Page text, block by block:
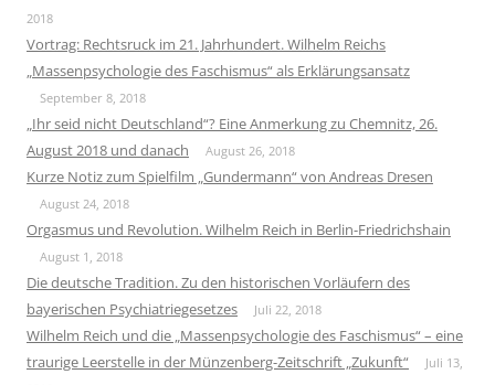
2018
Vortrag: Rechtsruck im 21. Jahrhundert. Wilhelm Reichs
„Massenpsychologie des Faschismus“ als Erklärungsansatz
September 8, 2018
„Ihr seid nicht Deutschland“? Eine Anmerkung zu Chemnitz, 26.
August 2018 und danach
August 26, 2018
Kurze Notiz zum Spielfilm „Gundermann“ von Andreas Dresen
August 24, 2018
Orgasmus und Revolution. Wilhelm Reich in Berlin-Friedrichshain
August 1, 2018
Die deutsche Tradition. Zu den historischen Vorläufern des
bayerischen Psychiatriegesetzes
Juli 22, 2018
Wilhelm Reich und die „Massenpsychologie des Faschismus“ – eine
traurige Leerstelle in der Münzenberg-Zeitschrift „Zukunft“
Juli 13,